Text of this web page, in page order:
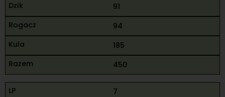
91
94
185
450
7